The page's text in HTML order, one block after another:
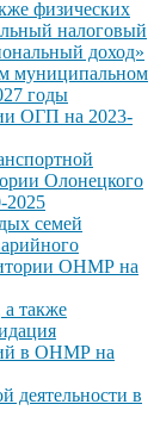
физических
налоговый
доход»
муниципальном
годы
ОГП на 2023-
Олонецкого
2025
семей
ОНМР на
также
в ОНМР на
деятельности в